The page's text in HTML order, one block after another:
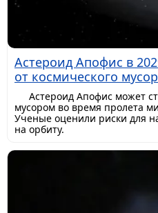
Астероид Апофис в
от космического
Астероид Апофис может
мусором во время пролета
Ученые оценили риски для
на орбиту.